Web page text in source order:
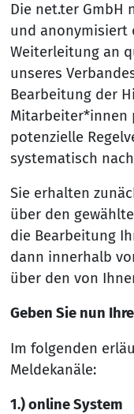
Die net.ter GmbH
und anonymisiert
Weiterleitung an
unseres
Bearbeitung der
Mitarbeiter*innen
potenzielle
systematisch
Sie erhalten
über den
die Bearbeitung
dann innerhalb
über den von
Geben Sie nun
Im folgenden
Meldekanäle:
1.) online System